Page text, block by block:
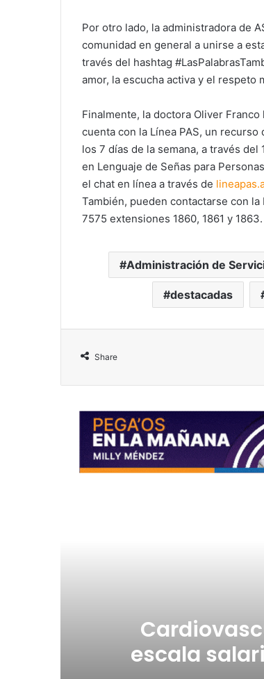
Por otro lado, la administradora de
comunidad en general a unirse a
través del hashtag
amor, la escucha activa y el respeto
Finalmente, la doctora Oliver
cuenta con la Línea PAS, un
los 7 días de la semana, a través
en Lenguaje de Señas para
el chat en línea a través de
También, pueden contactarse con
7575 extensiones 1860, 1861 y 1863.
Administración de
destacadas
Share
Municipios